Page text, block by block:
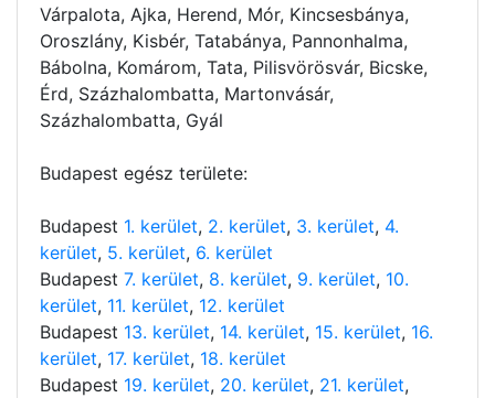
Várpalota, Ajka, Herend, Mór, Kincsesbánya,
Oroszlány, Kisbér, Tatabánya, Pannonhalma,
Bábolna, Komárom, Tata, Pilisvörösvár, Bicske,
Érd, Százhalombatta, Martonvásár,
Százhalombatta, Gyál
Budapest egész területe:
Budapest 1. kerület, 2. kerület, 3. kerület, 4.
kerület, 5. kerület, 6. kerület
Budapest 7. kerület, 8. kerület, 9. kerület, 10.
kerület, 11. kerület, 12. kerület
Budapest 13. kerület, 14. kerület, 15. kerület, 16.
kerület, 17. kerület, 18. kerület
Budapest 19. kerület, 20. kerület, 21. kerület,